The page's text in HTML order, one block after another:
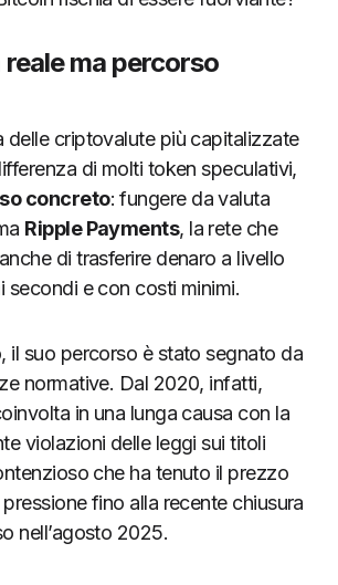
ma percorso
delle criptovalute più capitalizzate
di molti token speculativi,
concreto: fungere da valuta
Ripple Payments, la rete che
di trasferire denaro a livello
secondi e con costi minimi.
il suo percorso è stato segnato da
normative. Dal 2020, infatti,
in una lunga causa con la
violazioni delle leggi sui titoli
che ha tenuto il prezzo
fino alla recente chiusura
nell’agosto 2025.